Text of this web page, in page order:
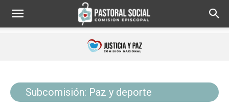
Subcomisión: Paz y deporte